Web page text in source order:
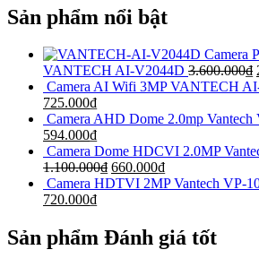
Sản phẩm nổi bật
Camera
VANTECH AI-V2044D 3.600.000₫
Camera AI Wifi 3MP VANTECH
725.000₫
Camera AHD Dome 2.0mp Vantech
594.000₫
Camera Dome HDCVI 2.0MP
1.100.000₫ 660.000₫
Camera HDTVI 2MP Vantech VP-
720.000₫
Sản phẩm Đánh giá tốt